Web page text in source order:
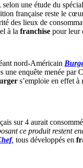
, selon une étude du
française reste le
des lieux de
à la franchise pour leur
nord-Américain
enquête menée par
s’emploie en effet à
sur 4 aurait
ce produit restent
, tous développés en